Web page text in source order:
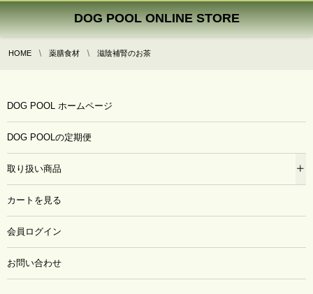
DOG POOL ONLINE STORE
HOME 薬膳食材 滋陰補腎のお茶
DOG POOL ホームページ
DOG POOLの定期便
取り扱い商品
カートを見る
会員ログイン
お問い合わせ